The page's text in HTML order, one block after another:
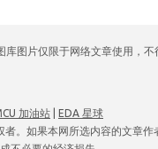
图片仅限于网络文章使用，
加油站
EDA 星球
。如果本网所选内容的文章